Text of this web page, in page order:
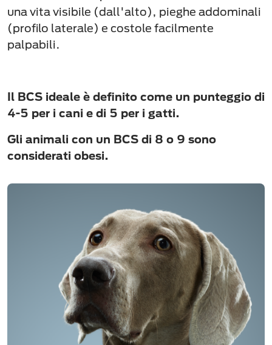
una vita visibile (dall'alto), pieghe addominali
(profilo laterale) e costole facilmente
palpabili.
Il BCS ideale è definito come un punteggio di
4-5 per i cani e di 5 per i gatti.
Gli animali con un BCS di 8 o 9 sono
considerati obesi.